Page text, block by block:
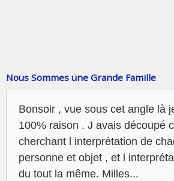
Nous Sommes une Grande Famille
Bonsoir , vue sous cet angle là
100% raison . J avais découpé
cherchant l interprétation de
personne et objet , et l
du tout la même. Milles...